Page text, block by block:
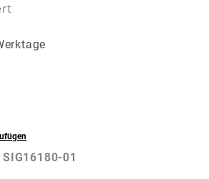
SIG16180-01